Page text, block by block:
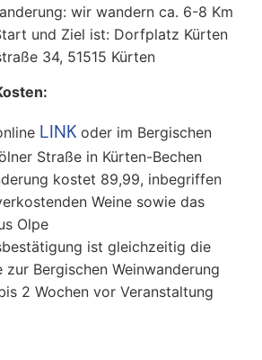
wir wandern ca. 6-8 Km
und Ziel ist: Dorfplatz Kürten
34, 51515 Kürten
LINK oder im Bergischen
Straße in Kürten-Bechen
kostet 89,99, inbegriffen
Weine sowie das
Olpe
ist gleichzeitig die
Bergischen Weinwanderung
2 Wochen vor Veranstaltung